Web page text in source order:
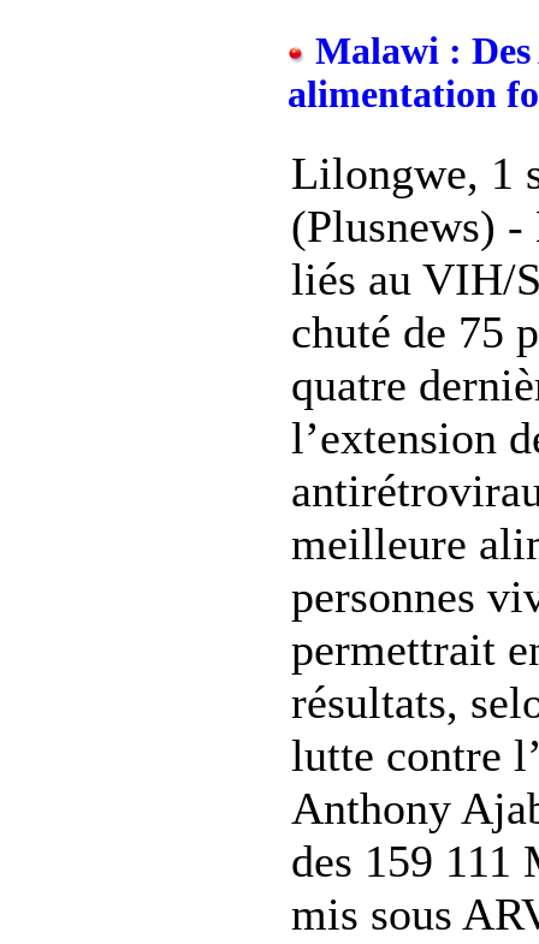
Malawi :
alimentation
Lilongwe, 1
(Plusnews) -
liés au VIH/
chuté de 75
quatre
l’extension
meilleure
personnes
permettrait
résultats,
lutte contre
Anthony
des 159 111
mis sous